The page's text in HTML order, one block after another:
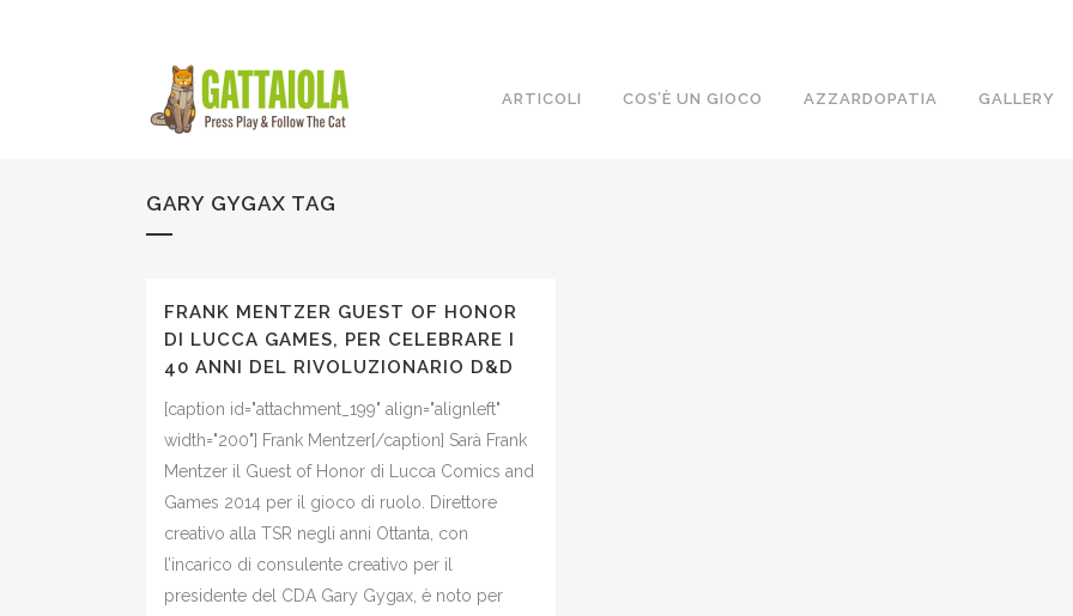
ARTICOLI COS’È UN GIOCO AZZARDOPATIA GALLERY
GARY GYGAX TAG
FRANK MENTZER GUEST OF HONOR
DI LUCCA GAMES, PER CELEBRARE I
40 ANNI DEL RIVOLUZIONARIO D&D
[caption id="attachment_199" align="alignleft"
width="200"] Frank Mentzer[/caption] Sarà Frank
Mentzer il Guest of Honor di Lucca Comics and
Games 2014 per il gioco di ruolo. Direttore
creativo alla TSR negli anni Ottanta, con
l’incarico di consulente creativo per il
presidente del CDA Gary Gygax, è noto per